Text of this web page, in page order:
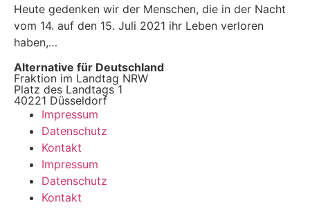
Heute gedenken wir der Menschen, die in der Nacht
vom 14. auf den 15. Juli 2021 ihr Leben verloren
haben,…
Alternative für Deutschland
Fraktion im Landtag NRW
Platz des Landtags 1
40221 Düsseldorf
Impressum
Datenschutz
Kontakt
Impressum
Datenschutz
Kontakt